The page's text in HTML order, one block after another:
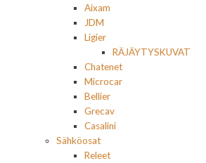
Aixam
JDM
Ligier
RÄJÄYTYSKUVAT
Chatenet
Microcar
Bellier
Grecav
Casalini
Sähköosat
Releet